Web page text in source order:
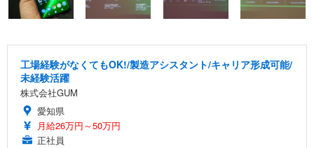
工場経験がなくてもOK!/製造アシスタント/キャリア形成可能/
未経験活躍
株式会社GUM
愛知県
月給26万円～50万円
正社員